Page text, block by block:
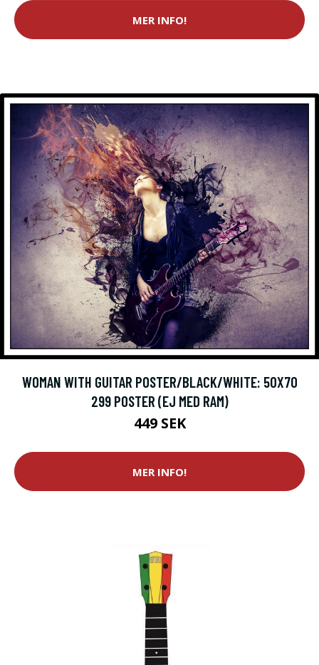
MER INFO!
WOMAN WITH GUITAR POSTER/BLACK/WHITE: 50X70
299 POSTER (EJ MED RAM)
449 SEK
MER INFO!